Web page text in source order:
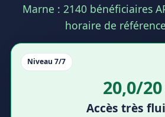
Marne : 2140 bénéficiaires
horaire de
Niveau 7/7
20,0/20
Accès très